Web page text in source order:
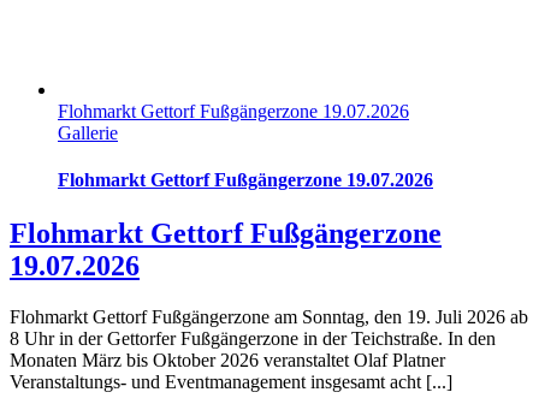
Flohmarkt Gettorf Fußgängerzone 19.07.2026
Gallerie
Flohmarkt Gettorf Fußgängerzone 19.07.2026
Flohmarkt Gettorf Fußgängerzone
19.07.2026
Flohmarkt Gettorf Fußgängerzone am Sonntag, den 19. Juli 2026 ab
8 Uhr in der Gettorfer Fußgängerzone in der Teichstraße. In den
Monaten März bis Oktober 2026 veranstaltet Olaf Platner
Veranstaltungs- und Eventmanagement insgesamt acht [...]